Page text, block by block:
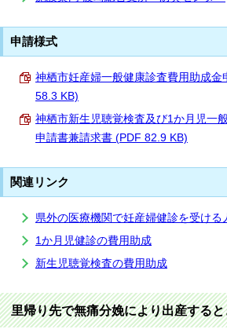
申請様式
神栖市妊産婦一般健康診査費用助成金
58.3 KB)
神栖市新生児聴覚検査及び1か月児一
申請書兼請求書 (PDF 82.9 KB)
関連リンク
県外の医療機関で妊産婦健診を受ける
1か月児健診の費用助成
新生児聴覚検査の費用助成
里帰り先で無痛分娩により出産すると